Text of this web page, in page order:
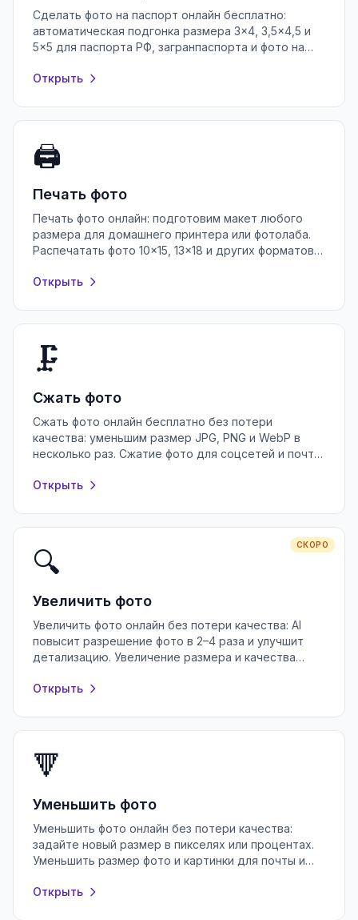
Сделать фото на паспорт онлайн бесплатно:
автоматическая подгонка размера 3×4, 3,5×4,5 и
5×5 для паспорта РФ, загранпаспорта и фото на
Открыть
🖨️
Печать фото
Печать фото онлайн: подготовим макет любого
размера для домашнего принтера или фотолаба.
Распечатать фото 10×15, 13×18 и других форматов
Открыть
🗜️
Сжать фото
Сжать фото онлайн бесплатно без потери
качества: уменьшим размер JPG, PNG и WebP в
несколько раз. Сжатие фото для соцсетей и почты
Открыть
СКОРО
🔍
Увеличить фото
Увеличить фото онлайн без потери качества: AI
повысит разрешение фото в 2–4 раза и улучшит
детализацию. Увеличение размера и качества
Открыть
🔻
Уменьшить фото
Уменьшить фото онлайн без потери качества:
задайте новый размер в пикселях или процентах.
Уменьшить размер фото и картинки для почты и
Открыть